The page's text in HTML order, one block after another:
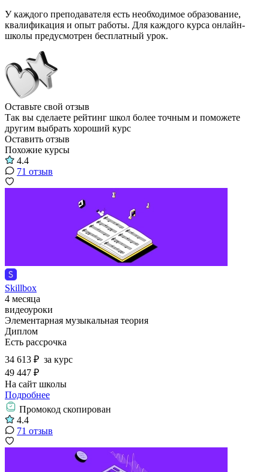
У каждого преподавателя есть необходимое образование,
квалификация и опыт работы. Для каждого курса онлайн-
школы предусмотрен бесплатный урок.
Оставьте свой отзыв
Так вы сделаете рейтинг школ более точным и поможете
другим выбрать хороший курс
Оставить отзыв
Похожие курсы
4.4
71 отзыв
Skillbox
4 месяца
видеоуроки
Элементарная музыкальная теория
Диплом
Есть рассрочка
34 613 ₽ за курс
49 447 ₽
На сайт школы
Подробнее
Промокод скопирован
4.4
71 отзыв